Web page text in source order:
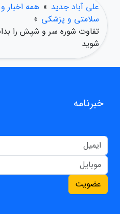
علی آباد جدید » همه اخبار
سلامتی و پزشکی »
تفاوت شوره سر و شپش را
شوید
خبرنامه
عضویت